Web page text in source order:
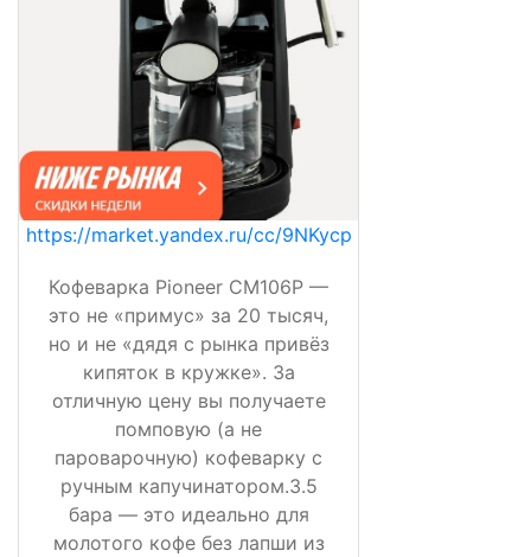
https://market.yandex.ru/cc/9NKycp
Кофеварка Pioneer CM106P —
это не «примус» за 20 тысяч,
но и не «дядя с рынка привёз
кипяток в кружке». За
отличную цену вы получаете
помповую (а не
пароварочную) кофеварку с
ручным капучинатором.3.5
бара — это идеально для
молотого кофе без лапши из